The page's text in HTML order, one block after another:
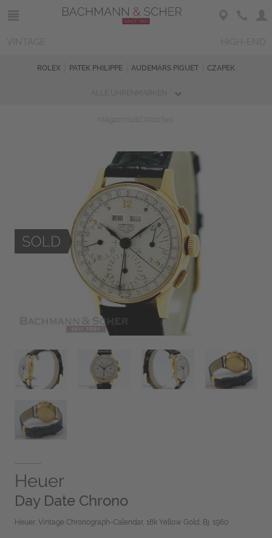
ROLEX PATEK PHILIPPE AUDEMARS PIGUET CZAPEK
Heuer
Day Date Chrono
Heuer, Vintage Chronograph-Calendar, 18k Yellow Gold, Bj. 1960